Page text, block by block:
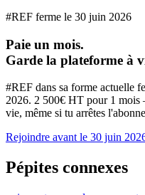
#REF ferme le 30 juin 2026
Paie un mois.
Garde la plateforme à
#REF dans sa forme actuelle
2026. 2 500€ HT pour 1 mois
vie, même si tu arrêtes
Rejoindre avant le 30 juin
Pépites connexes